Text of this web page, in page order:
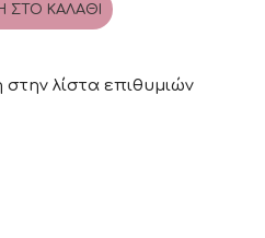
ΣΤΟ ΚΑΛΆΘΙ
λίστα επιθυμιών